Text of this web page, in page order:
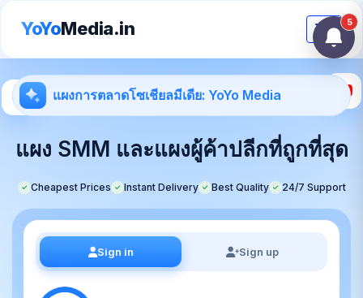
YoYoMedia.in
แผงการตลาดโซเชียลมีเดีย: YoYo Media
แผง SMM และแผงผู้ค้าปลีกที่ถูกที่สุด
✓ Cheapest Prices ✓ Instant Delivery ✓ Best Quality ✓ 24/7 Support
Sign in Sign up
5